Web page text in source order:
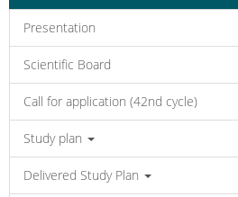
Presentation
Scientific Board
Call for application (42nd cycle)
Study plan
Delivered Study Plan